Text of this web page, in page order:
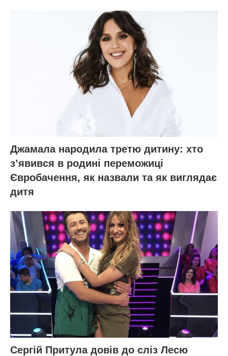
Джамала народила третю дитину: хто
зʼявився в родині переможиці
Євробачення, як назвали та як виглядає
дитя
Сергій Притула довів до сліз Лесю